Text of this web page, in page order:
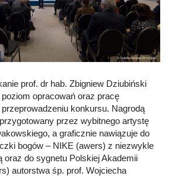
prof. dr hab. Zbigniew Dziubiński
poziom opracowań oraz pracę
konkursu. Nagrodą
przygotowany przez wybitnego artystę
a graficznie nawiązuje do
bogów – NIKE (awers) z niezwykle
oraz do sygnetu Polskiej Akademii
autorstwa śp. prof. Wojciecha